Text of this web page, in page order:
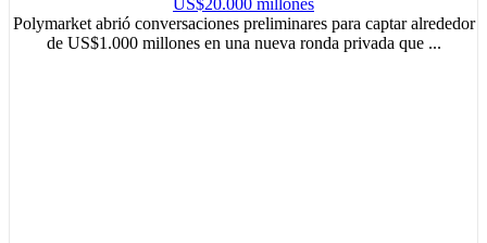
Polymarket abrió conversaciones preliminares para captar alrededor
de US$1.000 millones en una nueva ronda privada que ...